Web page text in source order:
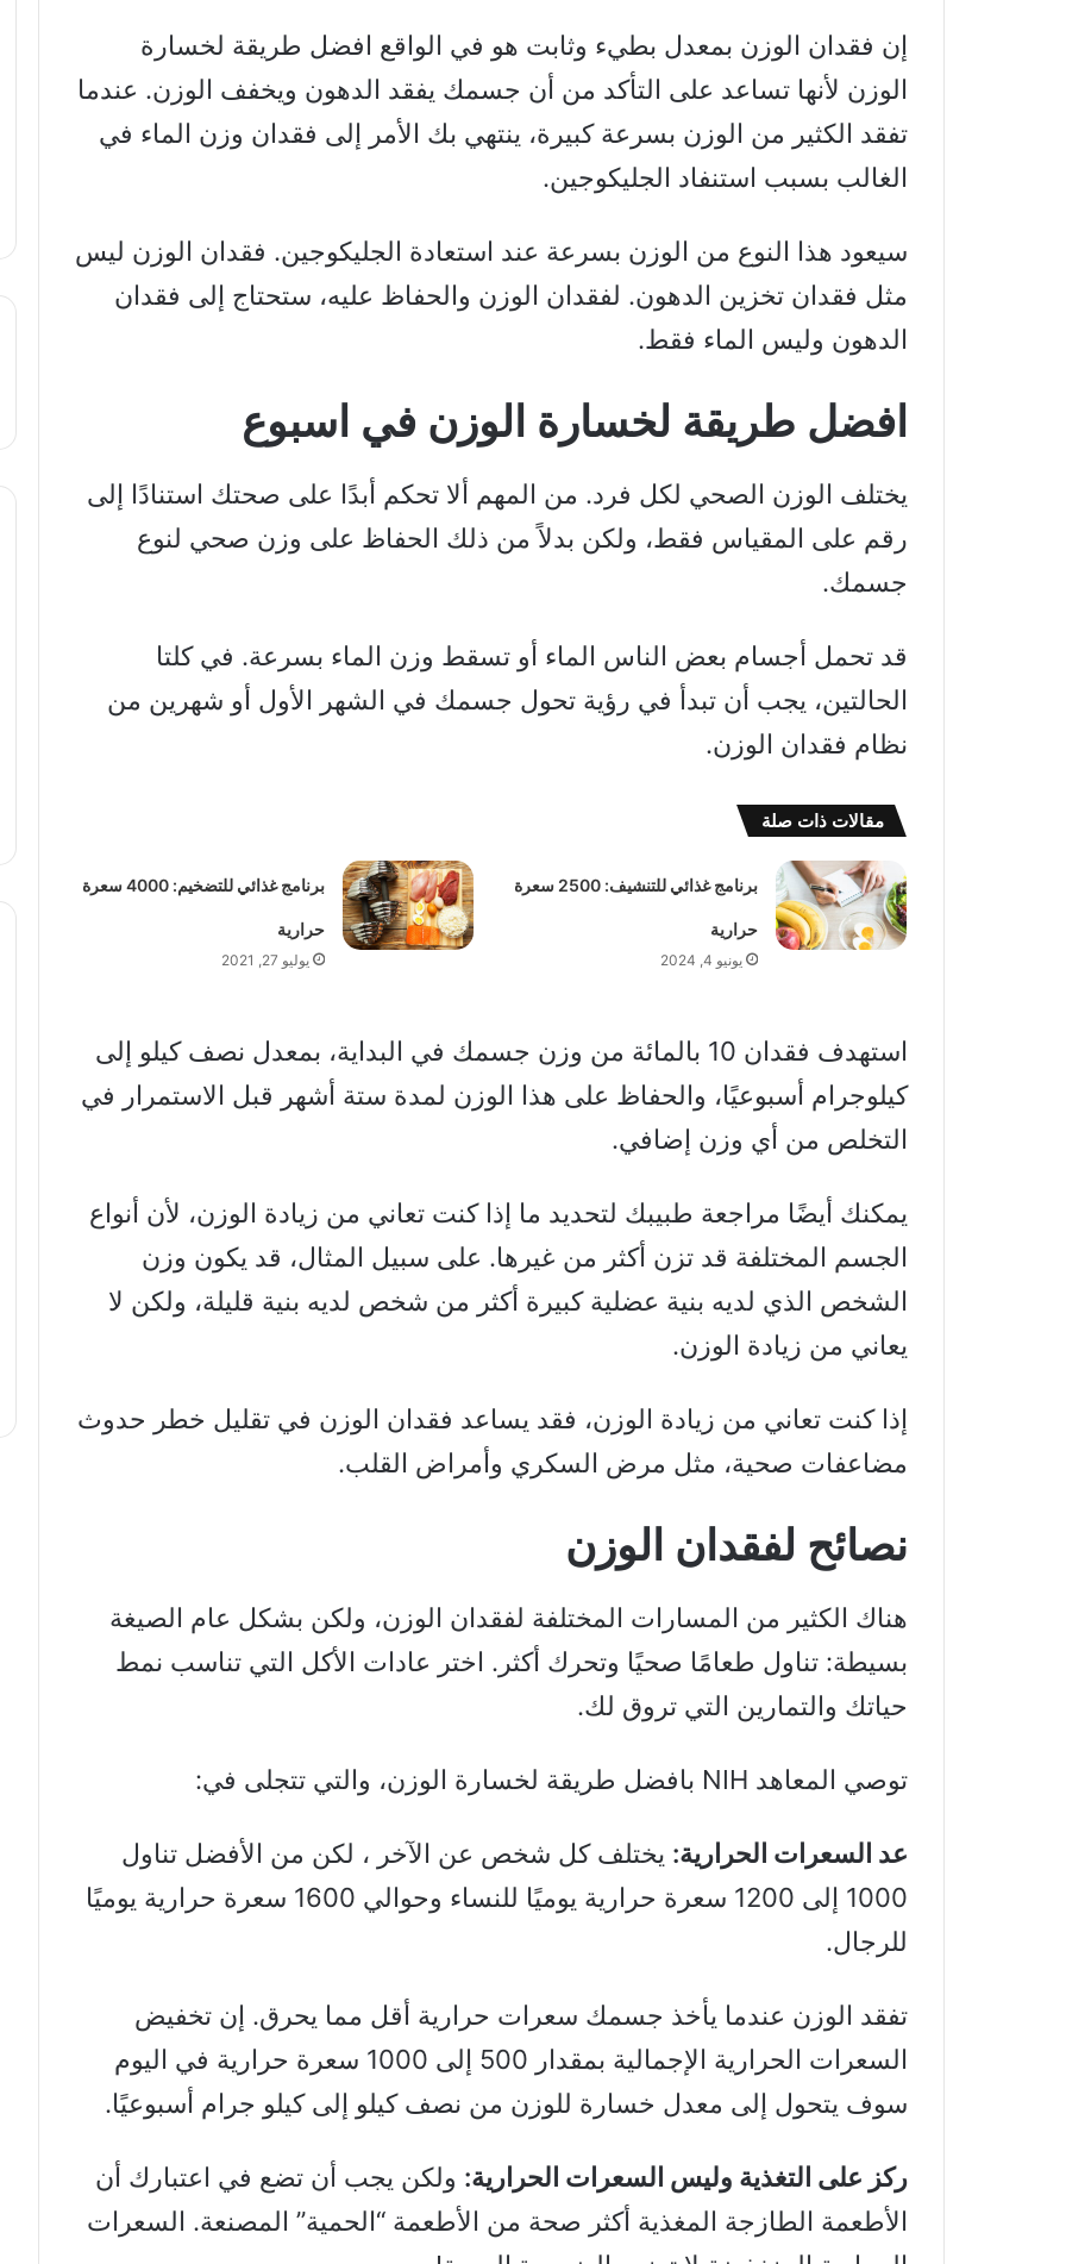
إن فقدان الوزن بمعدل بطيء وثابت هو في الواقع افضل طريقة لخسارة
الوزن لأنها تساعد على التأكد من أن جسمك يفقد الدهون ويخفف الوزن. عندما
تفقد الكثير من الوزن بسرعة كبيرة، ينتهي بك الأمر إلى فقدان وزن الماء في
الغالب بسبب استنفاد الجليكوجين.
سيعود هذا النوع من الوزن بسرعة عند استعادة الجليكوجين. فقدان الوزن ليس
مثل فقدان تخزين الدهون. لفقدان الوزن والحفاظ عليه، ستحتاج إلى فقدان
الدهون وليس الماء فقط.
افضل طريقة لخسارة الوزن في اسبوع
يختلف الوزن الصحي لكل فرد. من المهم ألا تحكم أبدًا على صحتك استنادًا إلى
رقم على المقياس فقط، ولكن بدلاً من ذلك الحفاظ على وزن صحي لنوع
جسمك.
قد تحمل أجسام بعض الناس الماء أو تسقط وزن الماء بسرعة. في كلتا
الحالتين، يجب أن تبدأ في رؤية تحول جسمك في الشهر الأول أو شهرين من
نظام فقدان الوزن.
مقالات ذات صلة
برنامج غذائي للتنشيف: 2500 سعرة
حرارية
يونيو 4, 2024
برنامج غذائي للتضخيم: 4000 سعرة
حرارية
يوليو 27, 2021
استهدف فقدان 10 بالمائة من وزن جسمك في البداية، بمعدل نصف كيلو إلى
كيلوجرام أسبوعيًا، والحفاظ على هذا الوزن لمدة ستة أشهر قبل الاستمرار في
التخلص من أي وزن إضافي.
يمكنك أيضًا مراجعة طبيبك لتحديد ما إذا كنت تعاني من زيادة الوزن، لأن أنواع
الجسم المختلفة قد تزن أكثر من غيرها. على سبيل المثال، قد يكون وزن
الشخص الذي لديه بنية عضلية كبيرة أكثر من شخص لديه بنية قليلة، ولكن لا
يعاني من زيادة الوزن.
إذا كنت تعاني من زيادة الوزن، فقد يساعد فقدان الوزن في تقليل خطر حدوث
مضاعفات صحية، مثل مرض السكري وأمراض القلب.
نصائح لفقدان الوزن
هناك الكثير من المسارات المختلفة لفقدان الوزن، ولكن بشكل عام الصيغة
بسيطة: تناول طعامًا صحيًا وتحرك أكثر. اختر عادات الأكل التي تناسب نمط
حياتك والتمارين التي تروق لك.
توصي المعاهد NIH بافضل طريقة لخسارة الوزن، والتي تتجلى في:
عد السعرات الحرارية: يختلف كل شخص عن الآخر ، لكن من الأفضل تناول
1000 إلى 1200 سعرة حرارية يوميًا للنساء وحوالي 1600 سعرة حرارية يوميًا
للرجال.
تفقد الوزن عندما يأخذ جسمك سعرات حرارية أقل مما يحرق. إن تخفيض
السعرات الحرارية الإجمالية بمقدار 500 إلى 1000 سعرة حرارية في اليوم
سوف يتحول إلى معدل خسارة للوزن من نصف كيلو إلى كيلو جرام أسبوعيًا.
ركز على التغذية وليس السعرات الحرارية: ولكن يجب أن تضع في اعتبارك أن
الأطعمة الطازجة المغذية أكثر صحة من الأطعمة “الحمية” المصنعة. السعرات